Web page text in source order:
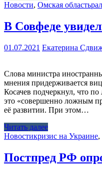
Новости, Омская область
В Совфеде
01.07.2021 Екатерина
Слова министра
мнения придерживается
Косачев подчеркнул, что
это «совершенно ложным
её развитии. При этом…
Читать далее
Новостикризис на Украине,
Постпред РФ